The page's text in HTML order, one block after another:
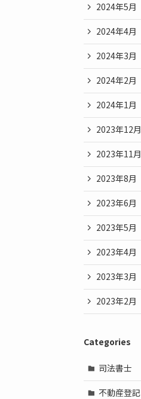
2024年5月
2024年4月
2024年3月
2024年2月
2024年1月
2023年12月
2023年11月
2023年8月
2023年6月
2023年5月
2023年4月
2023年3月
2023年2月
Categories
司法書士
不動産登記